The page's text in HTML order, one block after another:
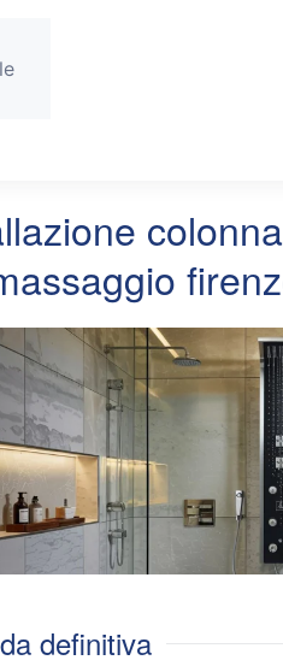
definitiva